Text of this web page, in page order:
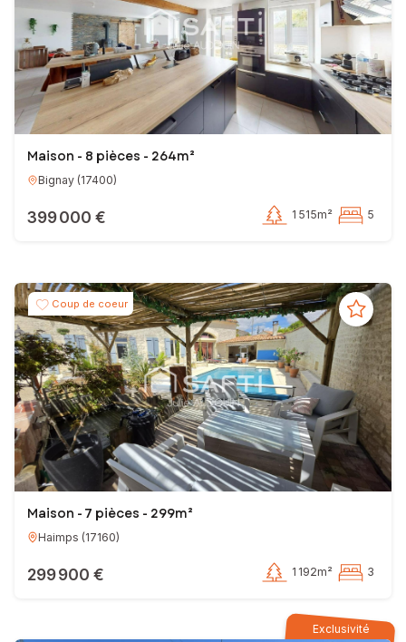
Maison - 8 pièces - 264m²
Bignay (17400)
399 000 € 1 515m² 5
Coup de coeur
Maison - 7 pièces - 299m²
Haimps (17160)
299 900 € 1 192m² 3
Exclusivité